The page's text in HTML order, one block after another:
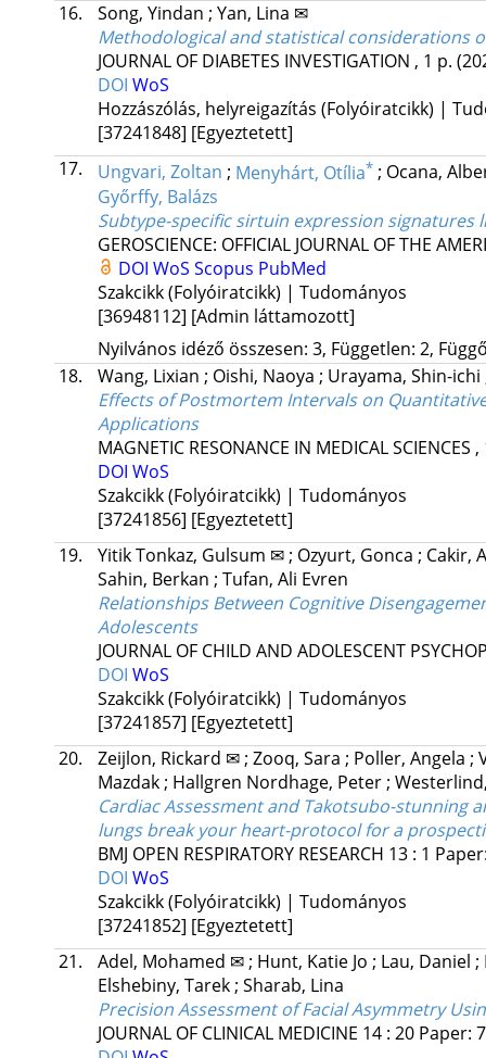
16.
Song, Yindan ; Yan, Lina ✉
Methodological and statistical considerations
JOURNAL OF DIABETES INVESTIGATION , 1 p.
DOI WoS
Hozzászólás, helyreigazítás (Folyóiratcikk) |
[37241848] [Egyeztetett]
17.
Ungvari, Zoltan ; Menyhárt, Otília* ; Ocana,
Győrffy, Balázs
Subtype-specific sirtuin expression
GEROSCIENCE: OFFICIAL JOURNAL OF THE
DOI WoS Scopus PubMed
Szakcikk (Folyóiratcikk) | Tudományos
[36948112] [Admin láttamozott]
Nyilvános idéző összesen: 3, Független: 2,
18.
Wang, Lixian ; Oishi, Naoya ; Urayama, Shin-ichi
Effects of Postmortem Intervals on
Applications
MAGNETIC RESONANCE IN MEDICAL SCIENCES ,
DOI WoS
Szakcikk (Folyóiratcikk) | Tudományos
[37241856] [Egyeztetett]
19.
Yitik Tonkaz, Gulsum ✉ ; Ozyurt, Gonca ; Cakir,
Sahin, Berkan ; Tufan, Ali Evren
Relationships Between Cognitive
Adolescents
JOURNAL OF CHILD AND ADOLESCENT
DOI WoS
Szakcikk (Folyóiratcikk) | Tudományos
[37241857] [Egyeztetett]
20.
Zeijlon, Rickard ✉ ; Zooq, Sara ; Poller, Angela ;
Mazdak ; Hallgren Nordhage, Peter ;
Cardiac Assessment and Takotsubo-stunning
lungs break your heart-protocol for a
BMJ OPEN RESPIRATORY RESEARCH 13: 1
DOI WoS
Szakcikk (Folyóiratcikk) | Tudományos
[37241852] [Egyeztetett]
21.
Adel, Mohamed ✉ ; Hunt, Katie Jo ; Lau, Daniel ;
Elshebiny, Tarek ; Sharab, Lina
Precision Assessment of Facial Asymmetry
JOURNAL OF CLINICAL MEDICINE 14: 20 Paper: